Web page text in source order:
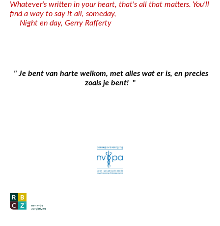
Whatever's written in your heart, that's all that matters. You'll
find a way to say it all, someday,
Night en day, Gerry Rafferty
" Je bent van harte welkom, met alles wat er is, en precies
zoals je bent!"